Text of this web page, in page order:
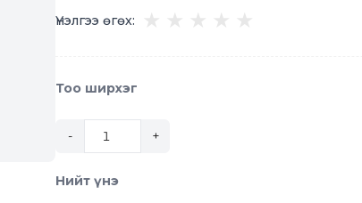
Үнэлгээ өгөх:
Тоо ширхэг
- +
Нийт үнэ